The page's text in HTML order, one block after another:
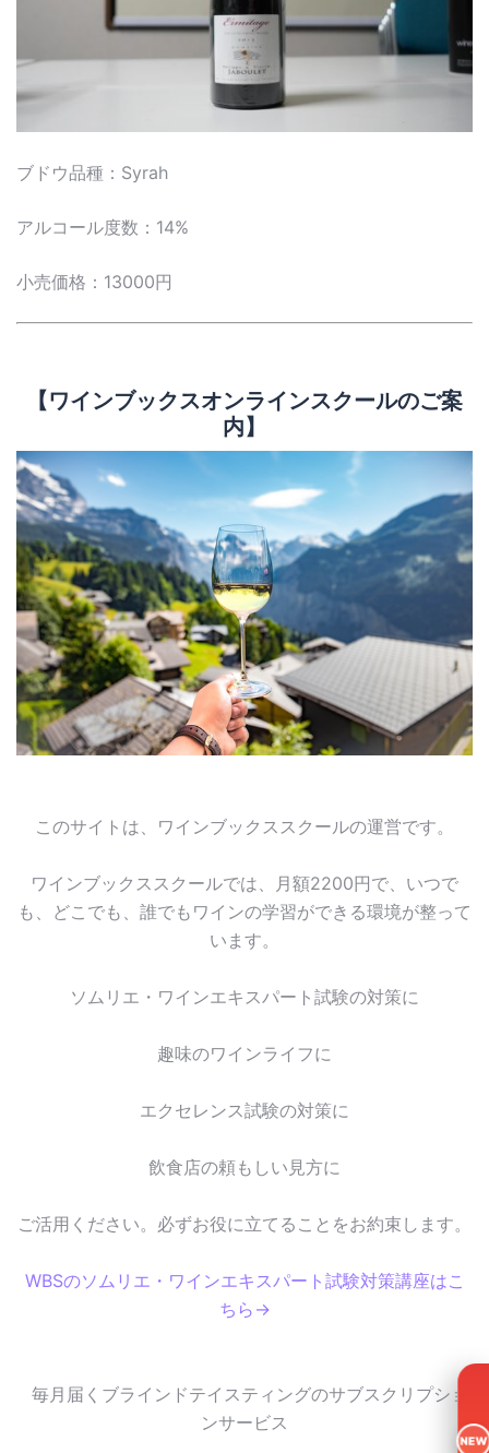
ブドウ品種：Syrah
アルコール度数：14%
小売価格：13000円
【ワインブックスオンラインスクールのご案
内】
このサイトは、ワインブックススクールの運営です。
ワインブックススクールでは、月額2200円で、いつで
も、どこでも、誰でもワインの学習ができる環境が整って
います。
ソムリエ・ワインエキスパート試験の対策に
趣味のワインライフに
エクセレンス試験の対策に
飲食店の頼もしい見方に
ご活用ください。必ずお役に立てることをお約束します。
WBSのソムリエ・ワインエキスパート試験対策講座はこ
ちら→
毎月届くブラインドテイスティングのサブスクリプショ
ンサービス
NEW